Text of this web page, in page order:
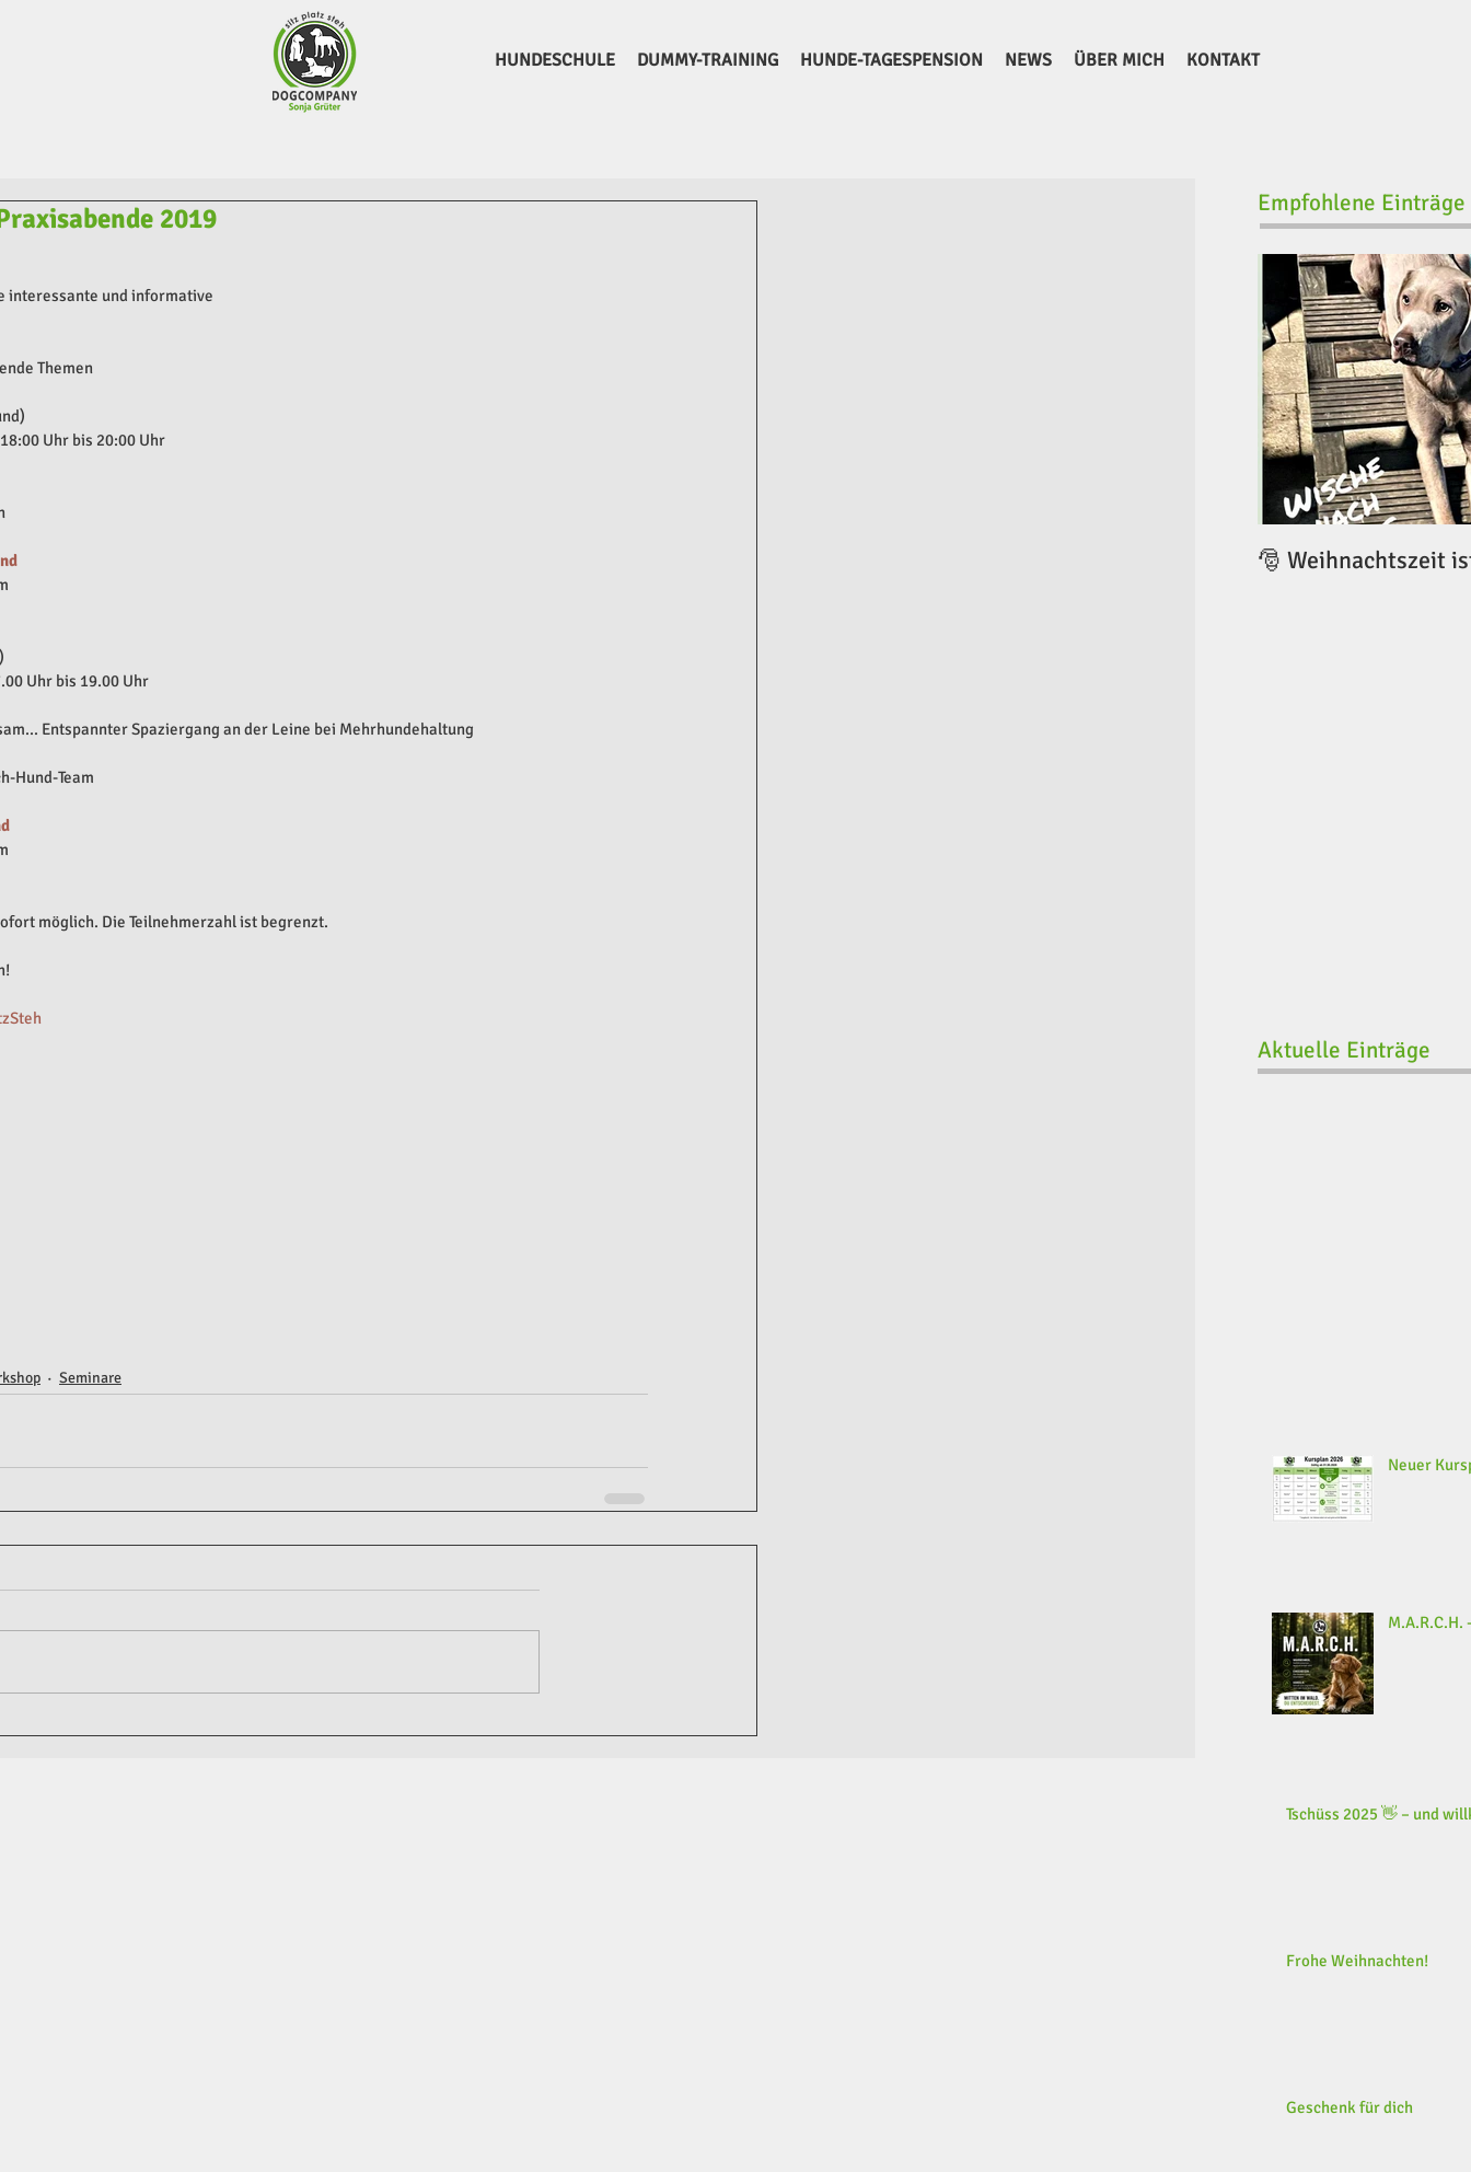
HUNDESCHULE DUMMY-TRAINING HUNDE-TAGESPENSION NEWS ÜBER MICH KONTAKT
2019
interessante und informative
Themen
Uhr bis 20:00 Uhr
Uhr bis 19.00 Uhr​
Entspannter Spaziergang an der Leine bei Mehrhundehaltung
Hund-Team
möglich. Die Teilnehmerzahl ist begrenzt.
Seminare
Empfohlene Einträge
🎅 Weihnachtszeit
Aktuelle Einträge
Neuer
M.A.R.C.H.
Tschüss 2025 👋 – und
Frohe Weihnachten!
Geschenk für dich